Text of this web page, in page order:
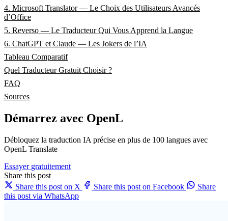
4. Microsoft Translator — Le Choix des Utilisateurs Avancés
d’Office
5. Reverso — Le Traducteur Qui Vous Apprend la Langue
6. ChatGPT et Claude — Les Jokers de l’IA
Tableau Comparatif
Quel Traducteur Gratuit Choisir ?
FAQ
Sources
Démarrez avec OpenL
Débloquez la traduction IA précise en plus de 100 langues avec
OpenL Translate
Essayer gratuitement
Share this post
Share this post on X
Share this post on Facebook
Share
this post via WhatsApp